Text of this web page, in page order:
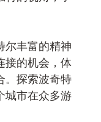
尔丰富的精神
接的机会，体
。探索波奇特
城市在众多游